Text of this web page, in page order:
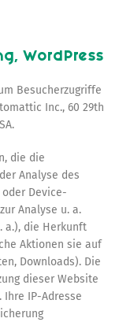
WordPress
Besucherzugriffe
Inc., 60 29th
die die
Analyse des
Device-
Analyse u. a.
a.), die Herkunft
Aktionen sie auf
Downloads). Die
dieser Website
Ihre IP-Adresse